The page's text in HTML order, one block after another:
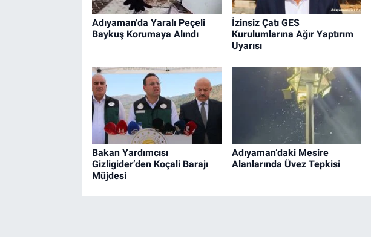
Adıyaman'da Yaralı Peçeli
Baykuş Korumaya Alındı
İzinsiz Çatı GES
Kurulumlarına Ağır Yaptırım
Uyarısı
Bakan Yardımcısı
Gizligider’den Koçali Barajı
Müjdesi
Adıyaman’daki Mesire
Alanlarında Üvez Tepkisi